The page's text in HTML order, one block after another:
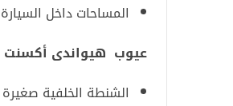
المساحات داخل
عيوب هيواندى أكسنت RB موديل 2022
الشنطة الخلفية